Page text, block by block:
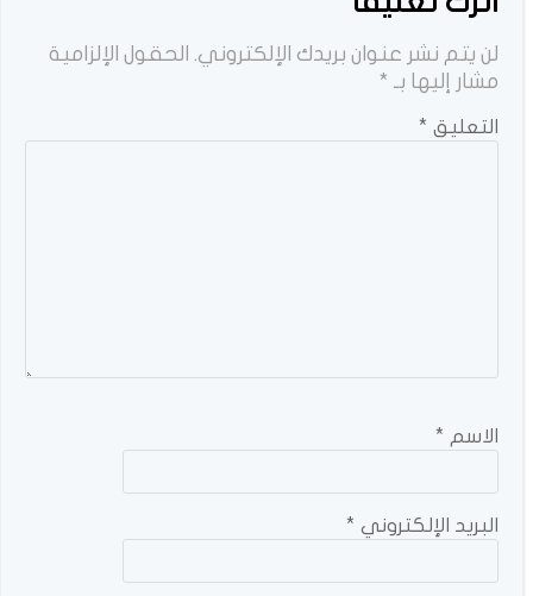
لن يتم نشر عنوان بريدك الإلكتروني. الحقول الإلزامية
مشار إليها بـ *
التعليق *
الاسم *
البريد الإلكتروني *